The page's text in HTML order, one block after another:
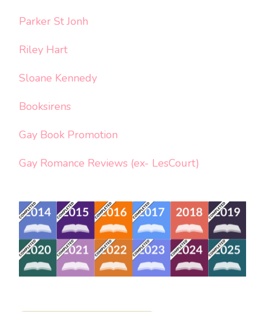
Parker St Jonh
Riley Hart
Sloane Kennedy
Booksirens
Gay Book Promotion
Gay Romance Reviews (ex- LesCourt)